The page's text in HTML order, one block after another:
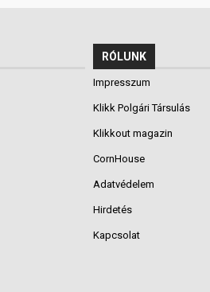
RÓLUNK
Impresszum
Klikk Polgári Társulás
Klikkout magazin
CornHouse
Adatvédelem
Hirdetés
Kapcsolat